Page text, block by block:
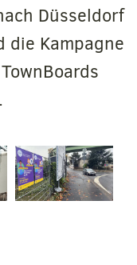
Düsseldorf
die Kampagne